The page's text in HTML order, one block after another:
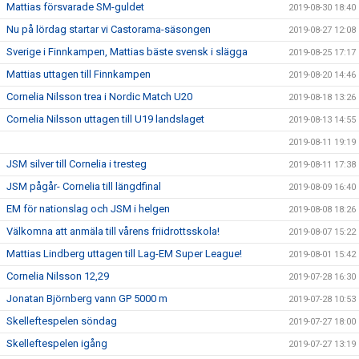
Mattias försvarade SM-guldet 2019-08-30 18:40
Nu på lördag startar vi Castorama-säsongen 2019-08-27 12:08
Sverige i Finnkampen, Mattias bäste svensk i slägga 2019-08-25 17:17
Mattias uttagen till Finnkampen 2019-08-20 14:46
Cornelia Nilsson trea i Nordic Match U20 2019-08-18 13:26
Cornelia Nilsson uttagen till U19 landslaget 2019-08-13 14:55
2019-08-11 19:19
JSM silver till Cornelia i tresteg 2019-08-11 17:38
JSM pågår- Cornelia till längdfinal 2019-08-09 16:40
EM för nationslag och JSM i helgen 2019-08-08 18:26
Välkomna att anmäla till vårens friidrottsskola! 2019-08-07 15:22
Mattias Lindberg uttagen till Lag-EM Super League! 2019-08-01 15:42
Cornelia Nilsson 12,29 2019-07-28 16:30
Jonatan Björnberg vann GP 5000 m 2019-07-28 10:53
Skelleftespelen söndag 2019-07-27 18:00
Skelleftespelen igång 2019-07-27 13:19